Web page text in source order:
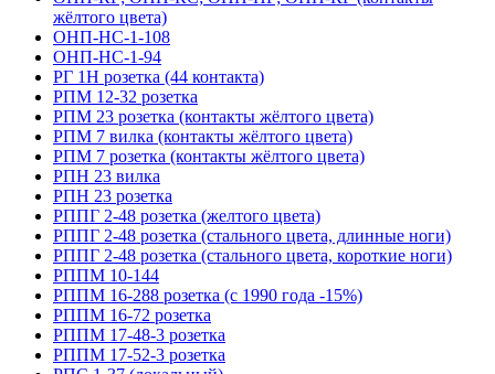
жёлтого цвета)
ОНП-НС-1-108
ОНП-НС-1-94
РГ 1Н розетка (44 контакта)
РПМ 12-32 розетка
РПМ 23 розетка (контакты жёлтого цвета)
РПМ 7 вилка (контакты жёлтого цвета)
РПМ 7 розетка (контакты жёлтого цвета)
РПН 23 вилка
РПН 23 розетка
РППГ 2-48 розетка (желтого цвета)
РППГ 2-48 розетка (стального цвета, длинные ноги)
РППГ 2-48 розетка (стального цвета, короткие ноги)
РППМ 10-144
РППМ 16-288 розетка (с 1990 года -15%)
РППМ 16-72 розетка
РППМ 17-48-3 розетка
РППМ 17-52-3 розетка